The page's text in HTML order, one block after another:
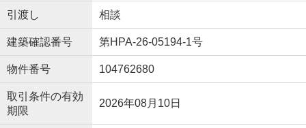
引渡し 相談
建築確認番号 第HPA-26-05194-1号
物件番号 104762680
取引条件の有効
期限
2026年08月10日